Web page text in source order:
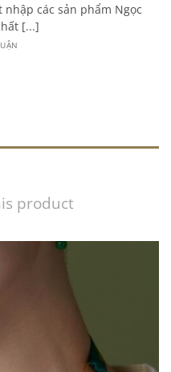
các sản phẩm Ngọc
[...]
product